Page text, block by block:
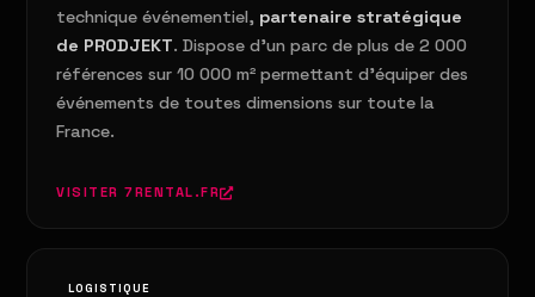
technique événementiel, partenaire stratégique
de PRODJEKT. Dispose d'un parc de plus de 2 000
références sur 10 000 m² permettant d'équiper des
événements de toutes dimensions sur toute la
France.
VISITER 7RENTAL.FR
LOGISTIQUE